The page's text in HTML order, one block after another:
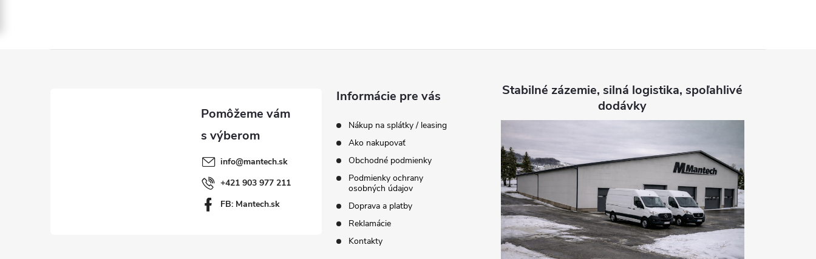
info@mantech.sk
+421 903 977 211
FB: Mantech.sk
Informácie pre vás
Nákup na splátky / leasing
Ako nakupovať
Obchodné podmienky
Podmienky ochrany
osobných údajov
Doprava a platby
Reklamácie
Kontakty
Stabilné zázemie, silná logistika, spoľahlivé
dodávky